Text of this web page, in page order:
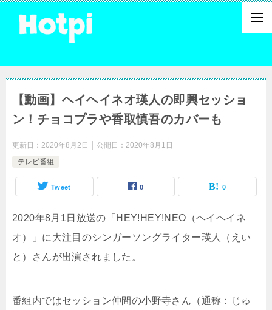
【動画】ヘイヘイネオ瑛人の即興セッショ
ン！チョコプラや香取慎吾のカバーも
更新日： 2020年8月2日 公開日： 2020年8月1日
テレビ番組
Tweet 0 0
2020年8月1日放送の「HEY!HEY!NEO（ヘイヘイネ
オ）」に大注目のシンガーソングライター瑛人（えい
と）さんが出演されました。
番組内ではセッション仲間の小野寺さん（通称：じゅ